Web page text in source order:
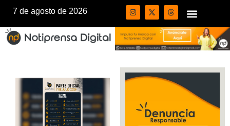
7 de agosto de 2026